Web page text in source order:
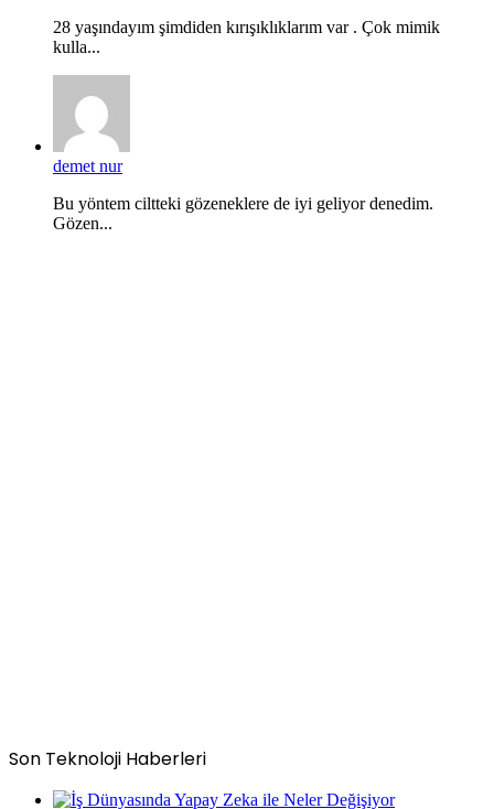
28 yaşındayım şimdiden kırışıklıklarım var . Çok mimik
kulla...
demet nur
Bu yöntem ciltteki gözeneklere de iyi geliyor denedim.
Gözen...
Son Teknoloji Haberleri